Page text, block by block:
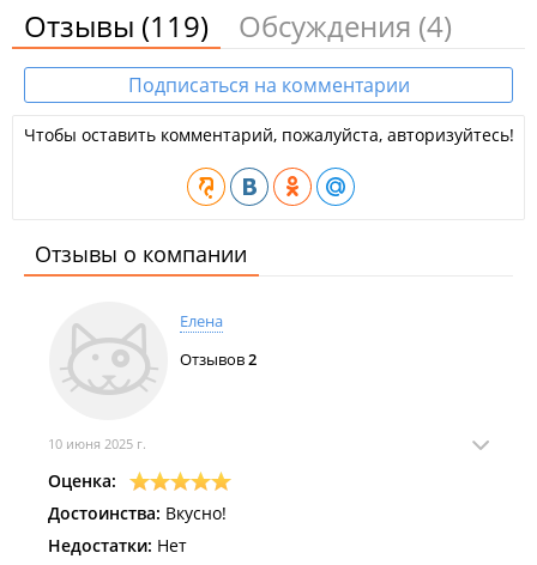
Отзывы (119) Обсуждения (4)
Подписаться на комментарии
Чтобы оставить комментарий, пожалуйста, авторизуйтесь!
Отзывы о компании
Елена
Отзывов2
10 июня 2025 г.
Оценка:
Достоинства: Вкусно!
Недостатки: Нет